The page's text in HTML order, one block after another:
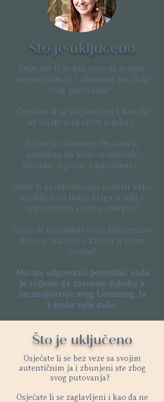
Što je uključeno
Osjećate li se bez veze sa svojim
autentičnim ja i zbunjeni ste zbog
svog putovanja?
Osjećate li se zaglavljeni i kao da
ne živite svoj život u toku?
Želite li razumjeti što vam je
potrebno da biste se osjećali
sigurno, sigurno i ispunjeno?
Jeste li zainteresirani naučiti kako
prakticirati bolju brigu o sebi i
uravnotežiti razinu energije?
Želite li razumjeti svoje jedinstvene
darove, izazove i karmu u ovom
životu?
Ako ste odgovorili potvrdno, onda
je vrijeme da zaronite duboko u
razumijevanje svog Lunarnog Ja
i svrha vaše duše.
Što je uključeno
Osjećate li se bez veze sa svojim
autentičnim ja i zbunjeni ste zbog
svog putovanja?
Osjećate li se zaglavljeni i kao da ne